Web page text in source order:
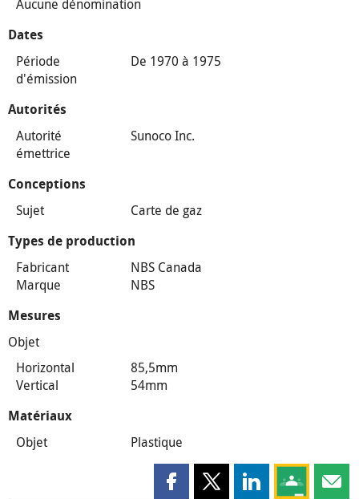
Aucune dénomination
Dates
Période
d'émission
De 1970 à 1975
Autorités
Autorité
émettrice
Sunoco Inc.
Conceptions
Sujet Carte de gaz
Types de production
Fabricant
NBS Canada
Marque
NBS
Mesures
Objet
Horizontal
85,5mm
Vertical
54mm
Matériaux
Objet Plastique
Partager cette page sur
Partager cette page sur X
Partager cette
Partagez